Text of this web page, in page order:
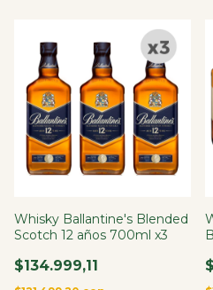
Whisky Ballantine's Blended
Scotch 12 años 700ml x3
$134.999,11